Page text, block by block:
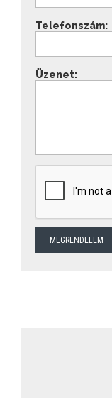
Telefonszám:
Üzenet: